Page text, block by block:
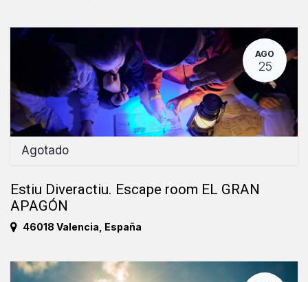
AGO
25
Agotado
Estiu Diveractiu. Escape room EL GRAN
APAGÓN
46018 Valencia España